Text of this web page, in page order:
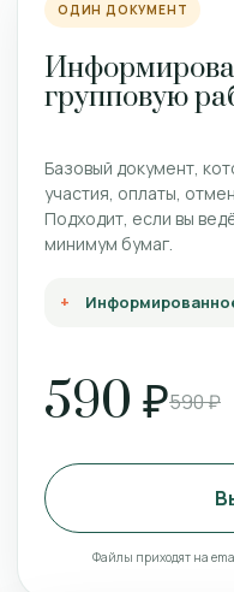
ОДИН ДОКУМЕНТ
групповую
Базовый документ,
участия, оплаты,
Подходит, если вы
минимум бумаг.
590 ₽590 ₽
Файлы приходят на